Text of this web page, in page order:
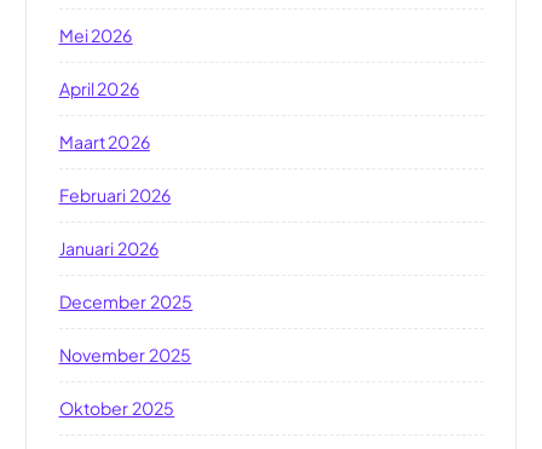
Mei 2026
April 2026
Maart 2026
Februari 2026
Januari 2026
December 2025
November 2025
Oktober 2025